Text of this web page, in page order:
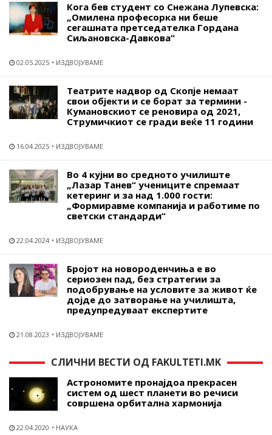
Кога бев студент со Снежана Лупевска:
„Омилена професорка ни беше
сегашната претседателка Гордана
Сиљановска-Давкова“
02.05.2025 ИЗДВОЈУВАМЕ
Театрите надвор од Скопје немаат
свои објекти и се борат за термини -
Кумановскиот се реновира од 2021,
Струмичкиот се гради веќе 11 години
16.04.2025 ИЗДВОЈУВАМЕ
Во 4 кујни во средното училиште
„Лазар Танев“ учениците спремаат
кетеринг и за над 1.000 гости:
„Формиравме компанија и работиме по
светски стандарди“
22.04.2024 ИЗДВОЈУВАМЕ
Бројот на новороденчиња е во
сериозен пад, без стратегии за
подобрување на условите за живот ќе
дојде до затворање на училишта,
предупредуваат експертите
21.08.2023 ИЗДВОЈУВАМЕ
СЛИЧНИ ВЕСТИ ОД FAKULTETI.MK
Астрономите пронајдоа прекрасен
систем од шест планети во речиси
совршена орбитална хармонија
22.04.2020 НАУКА